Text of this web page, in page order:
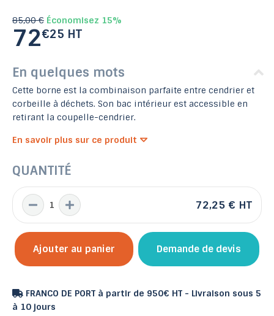
85,00 € Économisez 15%
72€25 HT
En quelques mots
Cette borne est la combinaison parfaite entre cendrier et
corbeille à déchets. Son bac intérieur est accessible en
retirant la coupelle-cendrier.
En savoir plus sur ce produit
QUANTITÉ
72,25 € HT
Ajouter au panier Demande de devis
FRANCO DE PORT à partir de 950€ HT - Livraison sous 5
à 10 jours